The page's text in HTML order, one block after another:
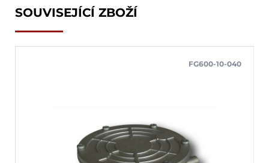
SOUVISEJÍCÍ ZBOŽÍ
FG600-10-040